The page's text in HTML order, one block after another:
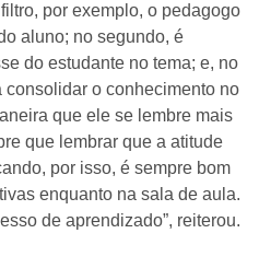
por exemplo, o pedagogo
aluno; no segundo, é
do estudante no tema; e, no
o conhecimento no
que ele se lembre mais
que lembrar que a atitude
por isso, é sempre bom
enquanto na sala de aula.
de aprendizado”, reiterou.